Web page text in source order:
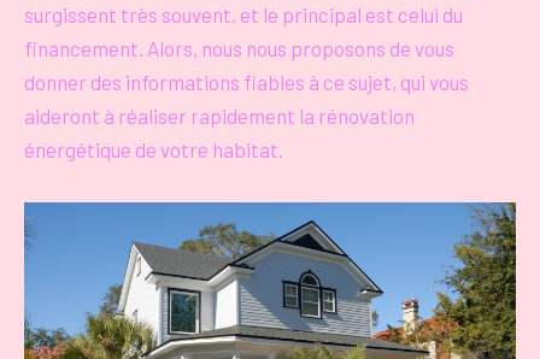
surgissent très souvent, et le principal est celui du
financement. Alors, nous nous proposons de vous
donner des informations fiables à ce sujet, qui vous
aideront à réaliser rapidement la rénovation
énergétique de votre habitat.